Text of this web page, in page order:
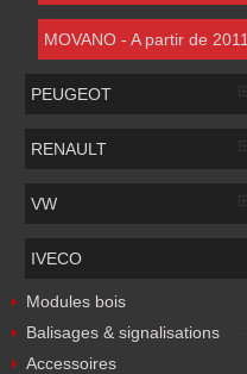
MOVANO - A partir de 2011
PEUGEOT
RENAULT
VW
IVECO
Modules bois
Balisages & signalisations
Accessoires